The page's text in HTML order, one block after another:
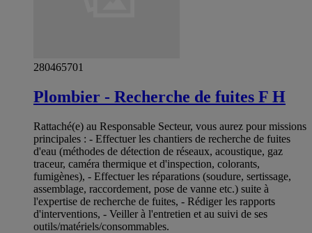
280465701
Plombier - Recherche de fuites F H
Rattaché(e) au Responsable Secteur, vous aurez pour missions
principales : - Effectuer les chantiers de recherche de fuites
d'eau (méthodes de détection de réseaux, acoustique, gaz
traceur, caméra thermique et d'inspection, colorants,
fumigènes), - Effectuer les réparations (soudure, sertissage,
assemblage, raccordement, pose de vanne etc.) suite à
l'expertise de recherche de fuites, - Rédiger les rapports
d'interventions, - Veiller à l'entretien et au suivi de ses
outils/matériels/consommables.